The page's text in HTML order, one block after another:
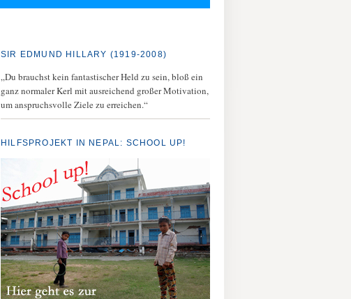
SIR EDMUND HILLARY (1919-2008)
„Du brauchst kein fantastischer Held zu sein, bloß ein
ganz normaler Kerl mit ausreichend großer Motivation,
um anspruchsvolle Ziele zu erreichen.“
HILFSPROJEKT IN NEPAL: SCHOOL UP!